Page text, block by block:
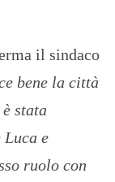
il sindaco
bene la città
stata
Luca e
ruolo con